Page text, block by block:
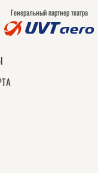
Генеральный партнер театра